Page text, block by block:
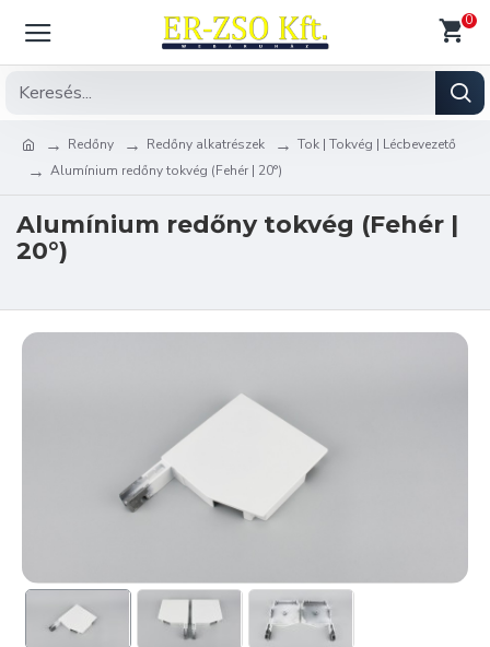
0
Redőny Redőny alkatrészek
Tok | Tokvég | Lécbevezető
Alumínium redőny tokvég (Fehér | 20°)
Alumínium redőny tokvég (Fehér |
20°)